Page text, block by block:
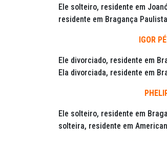
Ele solteiro, residente em
residente em Bragança
IGOR
Ele divorciado, residente em
Ela divorciada, residente em
Ele solteiro, residente em
solteira, residente em